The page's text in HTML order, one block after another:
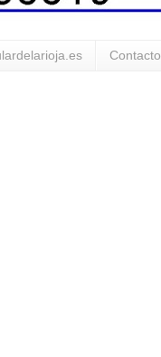
Contacto